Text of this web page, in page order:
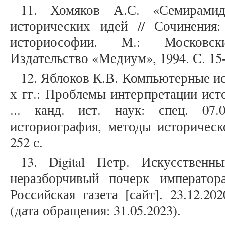
11. Хомяков А.С.
исторических идей //
историософии. М.:
Издательство «Медиум», 1994. С.
12. Яблоков К.В. Компьютерные
х гг.: Проблемы интерпретации
... канд. ист. наук: спец.
историография, методы
252 с.
13. Digital Петр.
неразборчивый почерк
Российская газета [сайт].
(дата обращения: 31.05.2023).